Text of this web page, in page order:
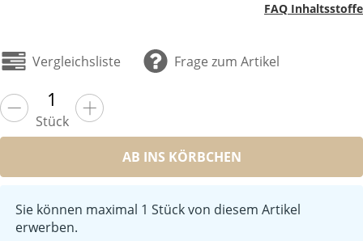
FAQ Inhaltsstoffe
Stück
AB INS KÖRBCHEN
Sie können maximal 1 Stück von diesem Artikel
erwerben.
Vergleichsliste Frage zum Artikel